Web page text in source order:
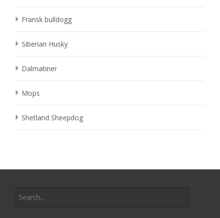
Fransk bulldogg
Siberian Husky
Dalmatiner
Mops
Shetland Sheepdog
for: